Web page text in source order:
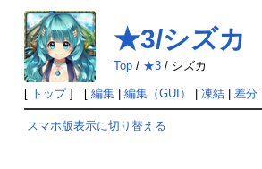
★3/シズカ
Top/ ★3/ シズカ
[ トップ] [ 編集| 編集（GUI） 凍結| 差分|
スマホ版表示に切り替える